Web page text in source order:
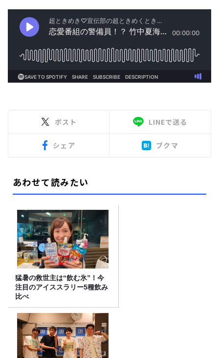
ポスト LINEで送る
シェア ブクマ
あわせて読みたい
猛暑の救世主は“飲む氷”！今
注目のアイススラリー5種飲み
比べ